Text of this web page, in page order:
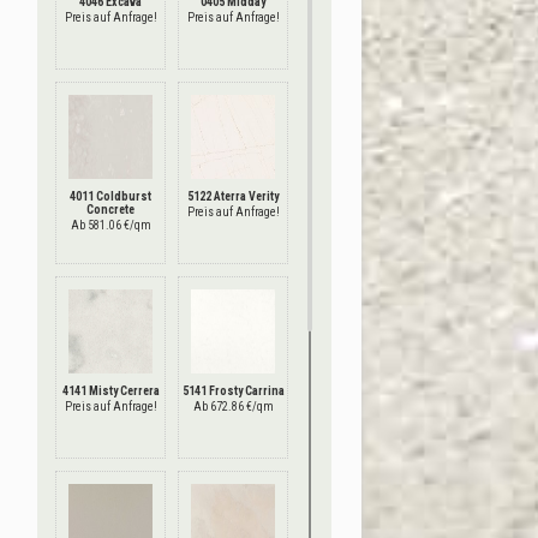
Preis auf Anfrage!
Preis auf Anfrage!
4011 Coldburst
Concrete
Ab 581.06 €/qm
5122 Aterra Verity
Preis auf Anfrage!
4141 Misty Cerrera
Preis auf Anfrage!
5141 Frosty Carrina
Ab 672.86 €/qm